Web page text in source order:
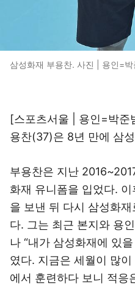
삼성화재 부용찬. 사진 | 용인=
[스포츠서울 | 용인=박준
용찬(37)은 8년 만에 삼
부용찬은 지난
화재 유니폼을 입었다.
을 보낸 뒤 다시 삼성화
다. 그는 최근 본지와 용
나 “내가 삼성화재에 있
였다. 지금은 세월이 많
에서 훈련하다 보니 적응